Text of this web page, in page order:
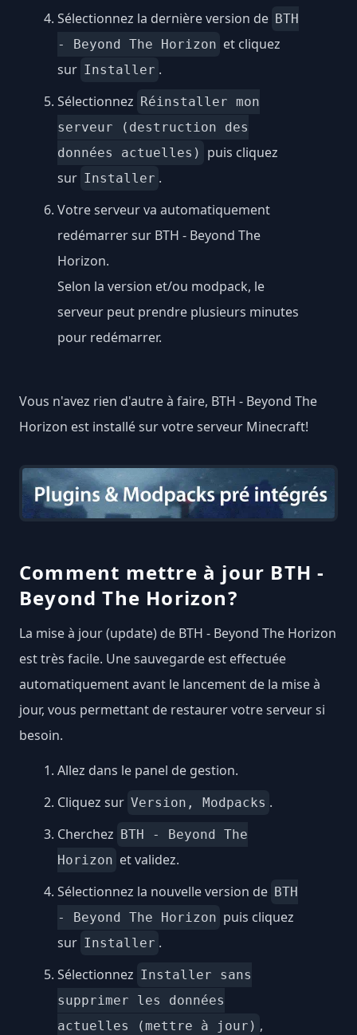
Sélectionnez la dernière version de BTH
- Beyond The Horizon et cliquez
sur Installer .
Sélectionnez Réinstaller mon
serveur (destruction des
données actuelles)
puis cliquez
sur Installer .
Votre serveur va automatiquement
redémarrer sur BTH - Beyond The
Horizon.
Selon la version et/ou modpack, le
serveur peut prendre plusieurs minutes
pour redémarrer.
Vous n'avez rien d'autre à faire, BTH - Beyond The
Horizon est installé sur votre serveur Minecraft!
Comment mettre à jour BTH -
Beyond The Horizon?
La mise à jour (update) de BTH - Beyond The Horizon
est très facile. Une sauvegarde est effectuée
automatiquement avant le lancement de la mise à
jour, vous permettant de restaurer votre serveur si
besoin.
Allez dans le panel de gestion.
Cliquez sur Version, Modpacks .
Cherchez BTH - Beyond The
Horizon et validez.
Sélectionnez la nouvelle version de BTH
- Beyond The Horizon puis cliquez
sur Installer .
Sélectionnez Installer sans
supprimer les données
actuelles (mettre à jour) ,